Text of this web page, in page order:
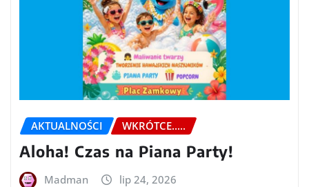
AKTUALNOŚCI WKRÓTCE.....
Aloha! Czas na Piana Party!
Madman lip 24, 2026